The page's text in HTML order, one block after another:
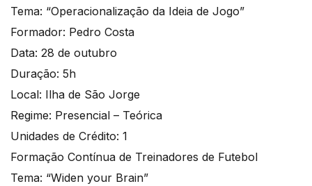
Tema: “Operacionalização da Ideia de Jogo”
Formador: Pedro Costa
Data: 28 de outubro
Duração: 5h
Local: Ilha de São Jorge
Regime: Presencial – Teórica
Unidades de Crédito: 1
Formação Contínua de Treinadores de Futebol
Tema: “Widen your Brain”